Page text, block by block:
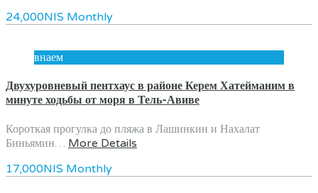
24,000NIS Monthly
внаем
Двухуровневый пентхаус в районе Керем Хатейманим в
минуте ходьбы от моря в Тель-Авиве
Короткая прогулка до пляжа в Лашинкин и Нахалат
Биньямин… More Details
17,000NIS Monthly